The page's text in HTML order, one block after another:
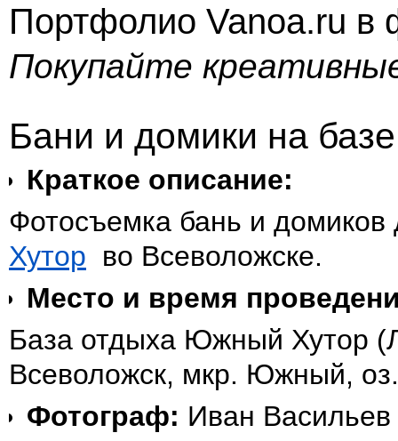
Портфолио Vanoa.ru в
Покупайте
Бани и домики на
Краткое описание:
Фотосъемка бань и домиков
Хутор во Всеволожске.
Место и время
База отдыха Южный Хутор
Всеволожск, мкр. Южный,
Фотограф: Иван Васильев